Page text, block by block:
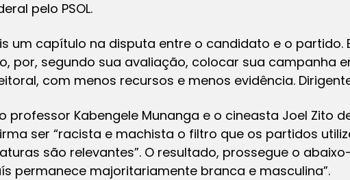
pelo PSOL.
um capítulo na disputa entre o candidato e o partido.
por, segundo sua avaliação, colocar sua campanha
com menos recursos e menos evidência.
professor Kabengele Munanga e o cineasta Joel Zito
ser “racista e machista o filtro que os partidos
são relevantes”. O resultado, prossegue o
permanece majoritariamente branca e masculina”.